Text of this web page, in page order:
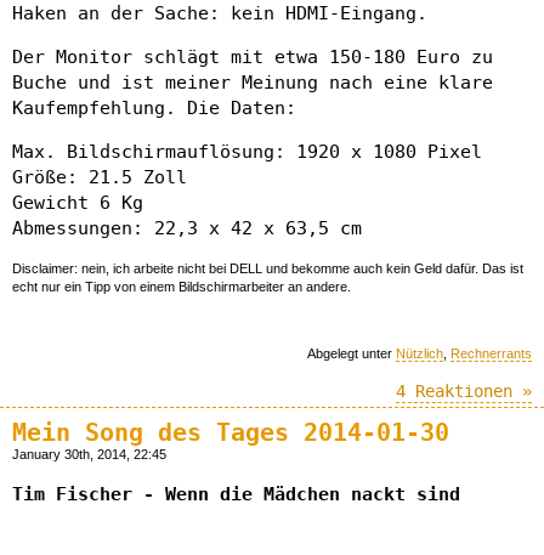
Haken an der Sache: kein HDMI-Eingang.
Der Monitor schlägt mit etwa 150-180 Euro zu
Buche und ist meiner Meinung nach eine klare
Kaufempfehlung. Die Daten:
Max. Bildschirmauflösung: 1920 x 1080 Pixel
Größe: 21.5 Zoll
Gewicht 6 Kg
Abmessungen: 22,3 x 42 x 63,5 cm
Disclaimer: nein, ich arbeite nicht bei DELL und bekomme auch kein Geld dafür. Das ist
echt nur ein Tipp von einem Bildschirmarbeiter an andere.
Abgelegt unter Nützlich Rechnerrants
4 Reaktionen »
Mein Song des Tages 2014-01-30
January 30th, 2014, 22:45
Tim Fischer - Wenn die Mädchen nackt sind